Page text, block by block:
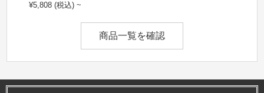
¥5,808 (税込) ~
商品一覧を確認